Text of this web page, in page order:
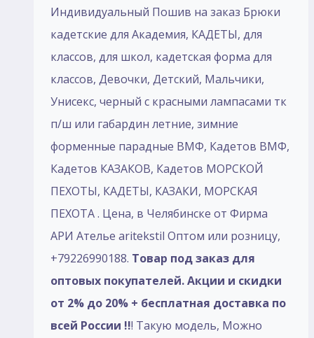
Индивидуальный Пошив на заказ Брюки
кадетские для Академия, КАДЕТЫ, для
классов, для школ, кадетская форма для
классов, Девочки, Детский, Мальчики,
Унисекс, черный с красными лампасами тк
п/ш или габардин летние, зимние
форменные парадные ВМФ, Кадетов ВМФ,
Кадетов КАЗАКОВ, Кадетов МОРСКОЙ
ПЕХОТЫ, КАДЕТЫ, КАЗАКИ, МОРСКАЯ
ПЕХОТА . Цена, в Челябинске от Фирма
АРИ Ателье aritekstil Оптом или розницу,
+79226990188. Товар под заказ для
оптовых покупателей. Акции и скидки
от 2% до 20% + бесплатная доставка по
всей России !!! Такую модель, Mожно